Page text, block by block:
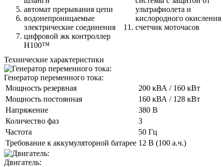
автомат прерывания цепи
водонепроницаемые
электрические соединения
цифровой жк контроллер
H100™
ультрафиолета и
кислородного окисления
счетчик моточасов
Технические характеристики
Генератор переменного тока:
Мощность резервная
200 кВА / 160 кВт
Мощность постоянная
160 кВА / 128 кВт
Напряжение
380 В
Количество фаз
3
Частота
50 Гц
Требование к аккумуляторной батарее 12 В (100 а.ч.)
Двигатель: